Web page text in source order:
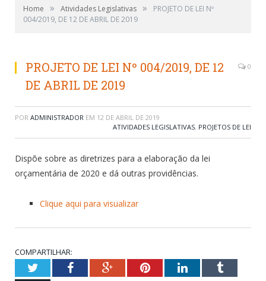
Home » Atividades Legislativas »
PROJETO DE LEI Nº
004/2019, DE 12 DE ABRIL DE 2019
PROJETO DE LEI Nº 004/2019, DE 12
DE ABRIL DE 2019
0
POR ADMINISTRADOR EM 12 DE ABRIL DE 2019
ATIVIDADES LEGISLATIVAS, PROJETOS DE LEI
Dispõe sobre as diretrizes para a elaboração da lei
orçamentária de 2020 e dá outras providências.
Clique aqui para visualizar
COMPARTILHAR:
TwitterFacebookGoogle+PinterestLinkedInTumblr